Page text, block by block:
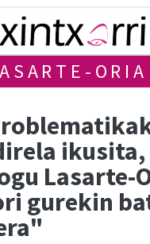
ORIA
ikusita,
Lasarte-
gurekin